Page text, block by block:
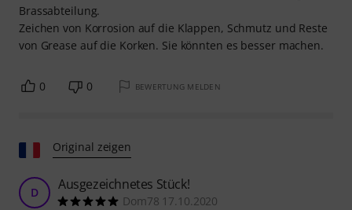
Brassabteilung.
Zeichen von Korrosion auf die Klappen, Schmutz und Reste
von Grease auf die Korken. Sie könnten es besser machen.
0 0 BEWERTUNG MELDEN
Original zeigen
D Ausgezeichnetes Stück!
Dom78 17.10.2020